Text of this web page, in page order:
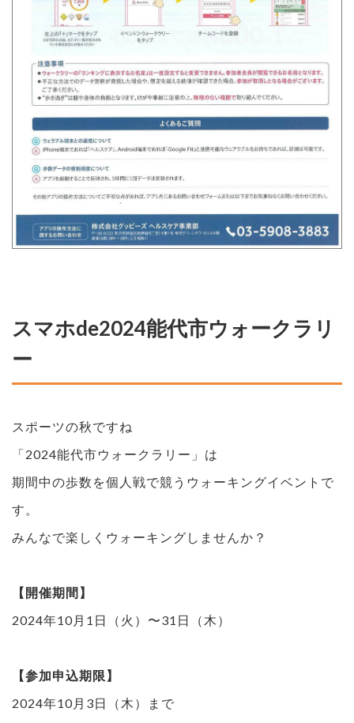
スマホde2024能代市ウォークラリ
ー
スポーツの秋ですね
「2024能代市ウォークラリー」は
期間中の歩数を個人戦で競うウォーキングイベントで
す。
みんなで楽しくウォーキングしませんか？
【開催期間】
2024年10月1日（火）〜31日（木）
【参加申込期限】
2024年10月3日（木）まで